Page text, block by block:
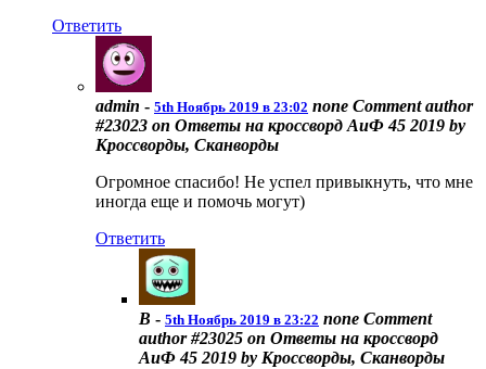
Ответить
admin - 5th Ноябрь 2019 в 23:02 none Comment author
#23023 on Ответы на кроссворд АиФ 45 2019 by
Кроссворды, Сканворды
Огромное спасибо! Не успел привыкнуть, что мне
иногда еще и помочь могут)
Ответить
В - 5th Ноябрь 2019 в 23:22 none Comment
author #23025 on Ответы на кроссворд
АиФ 45 2019 by Кроссворды, Сканворды